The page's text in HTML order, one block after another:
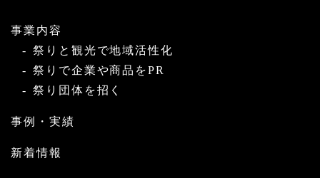
事業内容
祭りと観光で地域活性化
祭りで企業や商品をPR
祭り団体を招く
事例・実績
新着情報